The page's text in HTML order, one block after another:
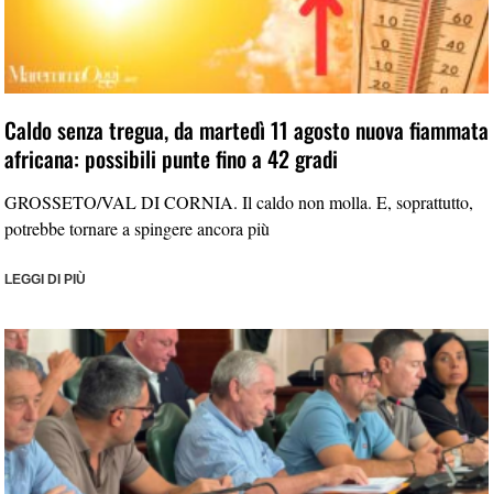
Caldo senza tregua, da martedì 11 agosto nuova fiammata
africana: possibili punte fino a 42 gradi
GROSSETO/VAL DI CORNIA. Il caldo non molla. E, soprattutto,
potrebbe tornare a spingere ancora più
LEGGI DI PIÙ